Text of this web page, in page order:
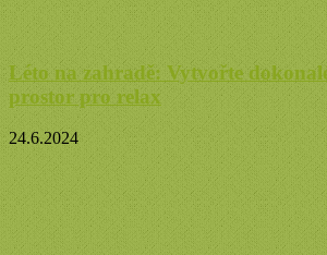
Léto na zahradě: Vytvořte
prostor pro relax
24.6.2024